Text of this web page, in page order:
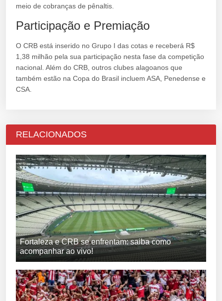
meio de cobranças de pênaltis.
Participação e Premiação
O CRB está inserido no Grupo I das cotas e receberá R$
1,38 milhão pela sua participação nesta fase da competição
nacional. Além do CRB, outros clubes alagoanos que
também estão na Copa do Brasil incluem ASA, Penedense e
CSA.
RELACIONADOS
Fortaleza e CRB se enfrentam: saiba como
acompanhar ao vivo!